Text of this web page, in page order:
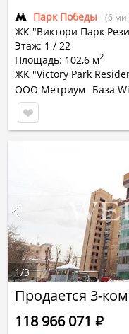
Парк Победы (6
ЖК "Виктори Парк
Этаж: 1 / 22
Площадь: 102,6 м2
ЖК "Victory Park
ООО Метриум
База
Продается 3-
118 966 071 Р
1/3